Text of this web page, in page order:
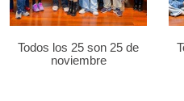
Todos los 25 son 25 de
noviembre